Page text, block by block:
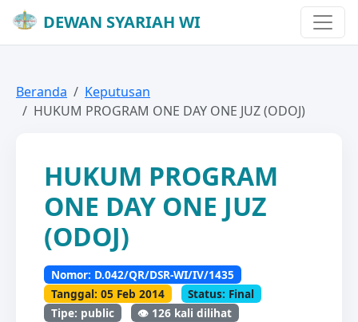
DEWAN SYARIAH WI
Beranda
Keputusan
HUKUM PROGRAM ONE DAY ONE JUZ (ODOJ)
HUKUM PROGRAM
ONE DAY ONE JUZ
(ODOJ)
Nomor: D.042/QR/DSR-WI/IV/1435
Tanggal: 05 Feb 2014
Status: Final
Tipe: public
👁️ 126 kali dilihat